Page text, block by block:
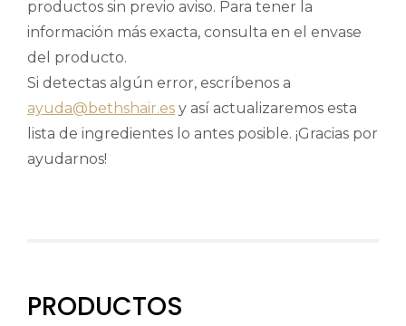
productos sin previo aviso. Para tener la
información más exacta, consulta en el envase
del producto.
Si detectas algún error, escríbenos a
ayuda@bethshair.es y así actualizaremos esta
lista de ingredientes lo antes posible. ¡Gracias por
ayudarnos!
PRODUCTOS